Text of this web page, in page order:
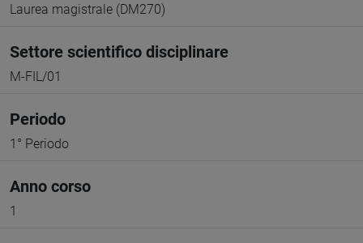
Laurea magistrale (DM270)
Settore scientifico disciplinare
M-FIL/01
Periodo
1° Periodo
Anno corso
1